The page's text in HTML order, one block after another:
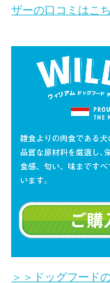
ザーの口コミはこ
＞＞ドッグフード